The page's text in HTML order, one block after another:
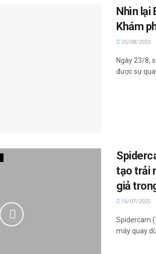
Nhìn lại
Khám
25/08/2023
Ngày 23/8,
được sự
tạo trải
giả
16/07/2025
Spidercam
máy quay